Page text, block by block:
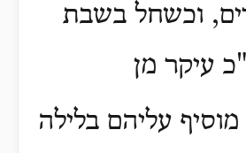
וכשחל בשבת
עיקר מן
עליהם בלילה